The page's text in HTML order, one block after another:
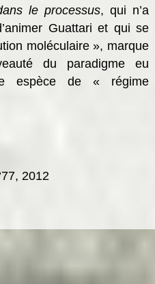
le processus, qui n’a
Guattari et qui se
moléculaire », marque
du paradigme eu
espèce de « régime
2012
chaosmose,